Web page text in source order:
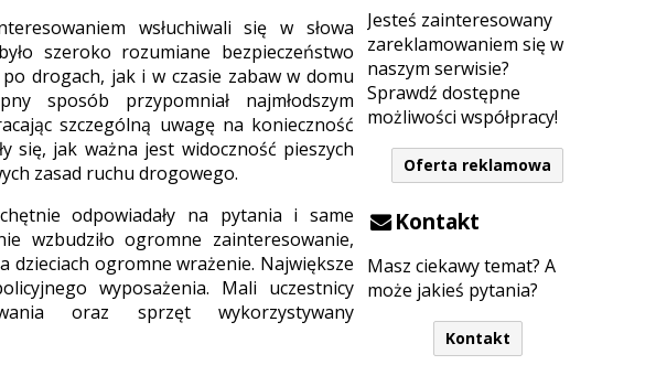
Jesteś zainteresowany
zareklamowaniem się w
naszym serwisie?
Sprawdź dostępne
możliwości współpracy!
Oferta reklamowa
Kontakt
Masz ciekawy temat? A
może jakieś pytania?
Kontakt
wsłuchiwali się w słowa
szeroko rozumiane bezpieczeństwo
drogach, jak i w czasie zabaw w domu
sposób przypomniał najmłodszym
szczególną uwagę na konieczność
się, jak ważna jest widoczność pieszych
zasad ruchu drogowego.
odpowiadały na pytania i same
wzbudziło ogromne zainteresowanie,
dzieciach ogromne wrażenie. Największe
wyposażenia. Mali uczestnicy
oraz sprzęt wykorzystywany